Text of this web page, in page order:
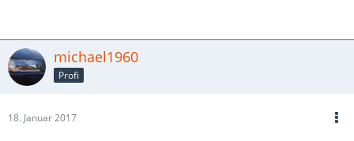
michael1960
Profi
18. Januar 2017